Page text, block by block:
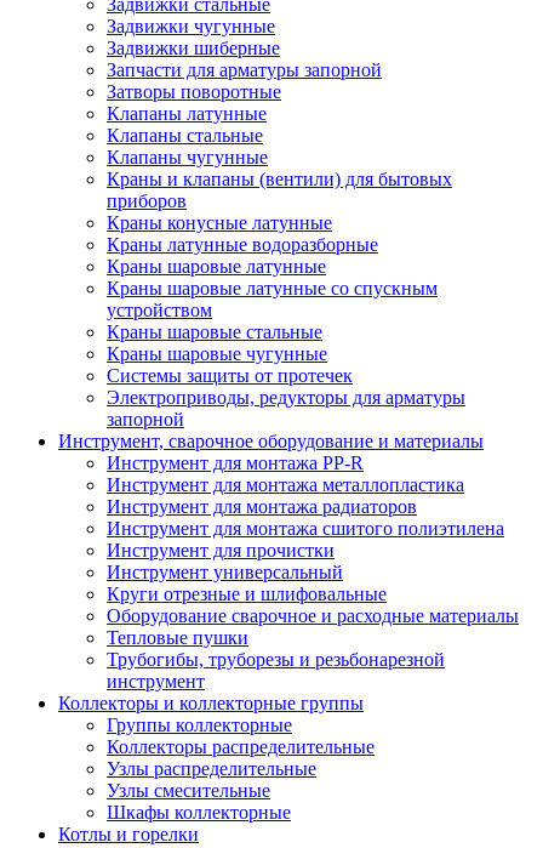
Задвижки стальные
Задвижки чугунные
Задвижки шиберные
Запчасти для арматуры запорной
Затворы поворотные
Клапаны латунные
Клапаны стальные
Клапаны чугунные
Краны и клапаны (вентили) для бытовых
приборов
Краны конусные латунные
Краны латунные водоразборные
Краны шаровые латунные
Краны шаровые латунные со спускным
устройством
Краны шаровые стальные
Краны шаровые чугунные
Системы защиты от протечек
Электроприводы, редукторы для арматуры
запорной
Инструмент, сварочное оборудование и материалы
Инструмент для монтажа PP-R
Инструмент для монтажа металлопластика
Инструмент для монтажа радиаторов
Инструмент для монтажа сшитого полиэтилена
Инструмент для прочистки
Инструмент универсальный
Круги отрезные и шлифовальные
Оборудование сварочное и расходные материалы
Тепловые пушки
Трубогибы, труборезы и резьбонарезной
инструмент
Коллекторы и коллекторные группы
Группы коллекторные
Коллекторы распределительные
Узлы распределительные
Узлы смесительные
Шкафы коллекторные
Котлы и горелки